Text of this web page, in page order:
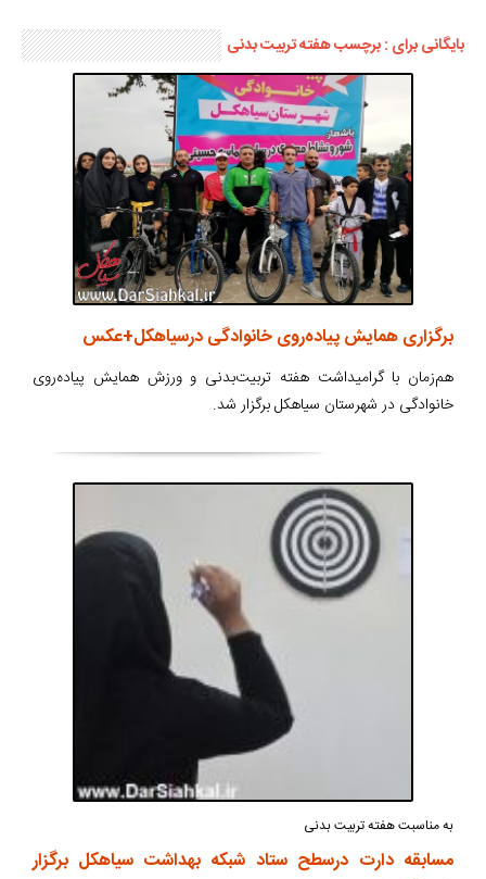
بایگانی برای : برچسب هفته تربیت بدنی
برگزاری همایش پیاده‌روی خانوادگی درسیاهکل+عکس
هم‌زمان با گرامیداشت هفته تربیت‌بدنی و ورزش همایش پیاده‌روی
خانوادگی در شهرستان سیاهکل برگزار شد.
به مناسبت هفته تربیت بدنی
مسابقه دارت درسطح ستاد شبکه بهداشت سیاهکل برگزار